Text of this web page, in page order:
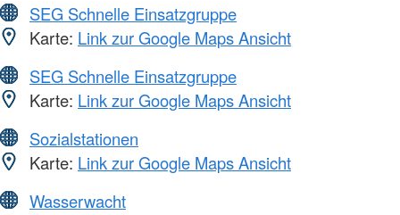
SEG Schnelle Einsatzgruppe
Karte: Link zur Google Maps Ansicht
SEG Schnelle Einsatzgruppe
Karte: Link zur Google Maps Ansicht
Sozialstationen
Karte: Link zur Google Maps Ansicht
Wasserwacht